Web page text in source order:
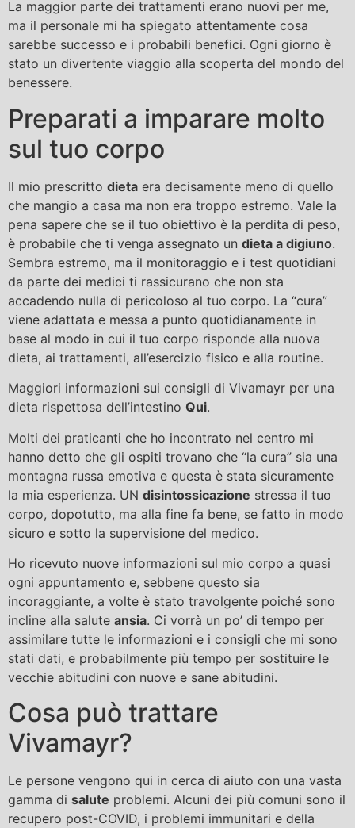
La maggior parte dei trattamenti erano nuovi per me,
ma il personale mi ha spiegato attentamente cosa
sarebbe successo e i probabili benefici. Ogni giorno è
stato un divertente viaggio alla scoperta del mondo del
benessere.
Preparati a imparare molto
sul tuo corpo
Il mio prescritto dieta era decisamente meno di quello
che mangio a casa ma non era troppo estremo. Vale la
pena sapere che se il tuo obiettivo è la perdita di peso,
è probabile che ti venga assegnato un dieta a digiuno.
Sembra estremo, ma il monitoraggio e i test quotidiani
da parte dei medici ti rassicurano che non sta
accadendo nulla di pericoloso al tuo corpo. La “cura”
viene adattata e messa a punto quotidianamente in
base al modo in cui il tuo corpo risponde alla nuova
dieta, ai trattamenti, all’esercizio fisico e alla routine.
Maggiori informazioni sui consigli di Vivamayr per una
dieta rispettosa dell’intestino Qui.
Molti dei praticanti che ho incontrato nel centro mi
hanno detto che gli ospiti trovano che “la cura” sia una
montagna russa emotiva e questa è stata sicuramente
la mia esperienza. UN disintossicazione stressa il tuo
corpo, dopotutto, ma alla fine fa bene, se fatto in modo
sicuro e sotto la supervisione del medico.
Ho ricevuto nuove informazioni sul mio corpo a quasi
ogni appuntamento e, sebbene questo sia
incoraggiante, a volte è stato travolgente poiché sono
incline alla salute ansia. Ci vorrà un po’ di tempo per
assimilare tutte le informazioni e i consigli che mi sono
stati dati, e probabilmente più tempo per sostituire le
vecchie abitudini con nuove e sane abitudini.
Cosa può trattare
Vivamayr?
Le persone vengono qui in cerca di aiuto con una vasta
gamma di salute problemi. Alcuni dei più comuni sono il
recupero post-COVID, i problemi immunitari e della